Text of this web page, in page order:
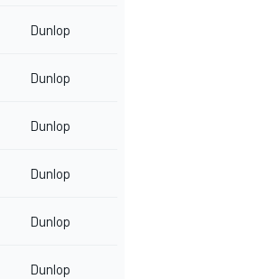
Dunlop
Dunlop
Dunlop
Dunlop
Dunlop
Dunlop